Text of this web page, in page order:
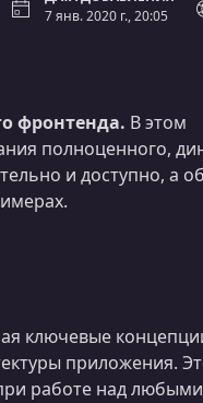
7 янв. 2020 г., 20:05
фронтенда. В этом
полноценного,
и доступно, а
ключевые
приложения.
работе над